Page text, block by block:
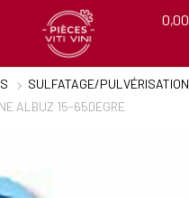
0,00
SULFATAGE/PULVÉRISATION
ALBUZ 15-65DEGRE
cookies